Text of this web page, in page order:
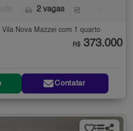
2 vagas
Nova Mazzei com 1 quarto
R$ 373.000
Contatar